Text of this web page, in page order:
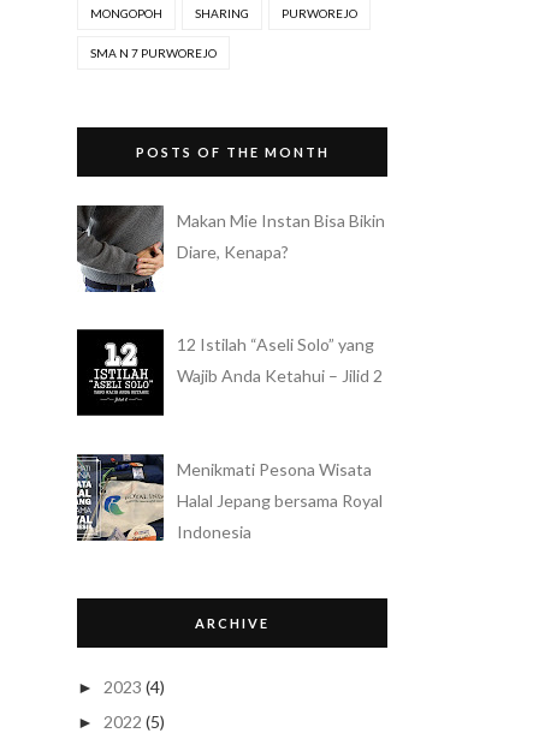
MONGOPOH SHARING PURWOREJO
SMA N 7 PURWOREJO
POSTS OF THE MONTH
Makan Mie Instan Bisa Bikin
Diare, Kenapa?
12 Istilah “Aseli Solo” yang
Wajib Anda Ketahui – Jilid 2
Menikmati Pesona Wisata
Halal Jepang bersama Royal
Indonesia
ARCHIVE
► 2023 (4)
► 2022 (5)